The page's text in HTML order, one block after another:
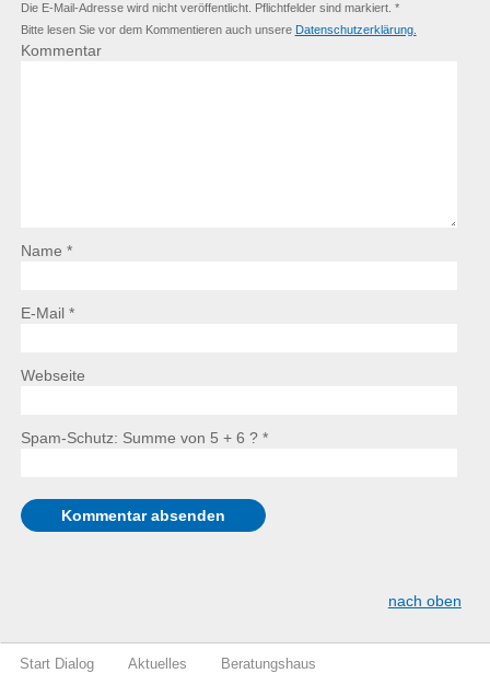
Die E-Mail-Adresse wird nicht veröffentlicht. Pflichtfelder sind markiert. *
Bitte lesen Sie vor dem Kommentieren auch unsere Datenschutzerklärung.
Kommentar
Name *
E-Mail *
Webseite
Spam-Schutz: Summe von 5 + 6 ? *
nach oben
Start Dialog Aktuelles Beratungshaus